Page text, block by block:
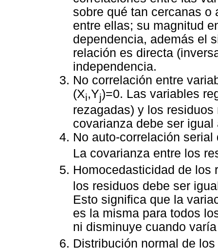
sobre qué tan cercanas
entre ellas; su magnitud
dependencia, además el
relación es directa
independencia.
No correlación entre
(Xi,Yj)=0. Las variables
rezagadas) y los
covarianza debe ser igual
No auto-correlación
La covarianza entre los
Homocedasticidad de los
los residuos debe ser
Esto significa que la
es la misma para todos
ni disminuye cuando
Distribución normal de